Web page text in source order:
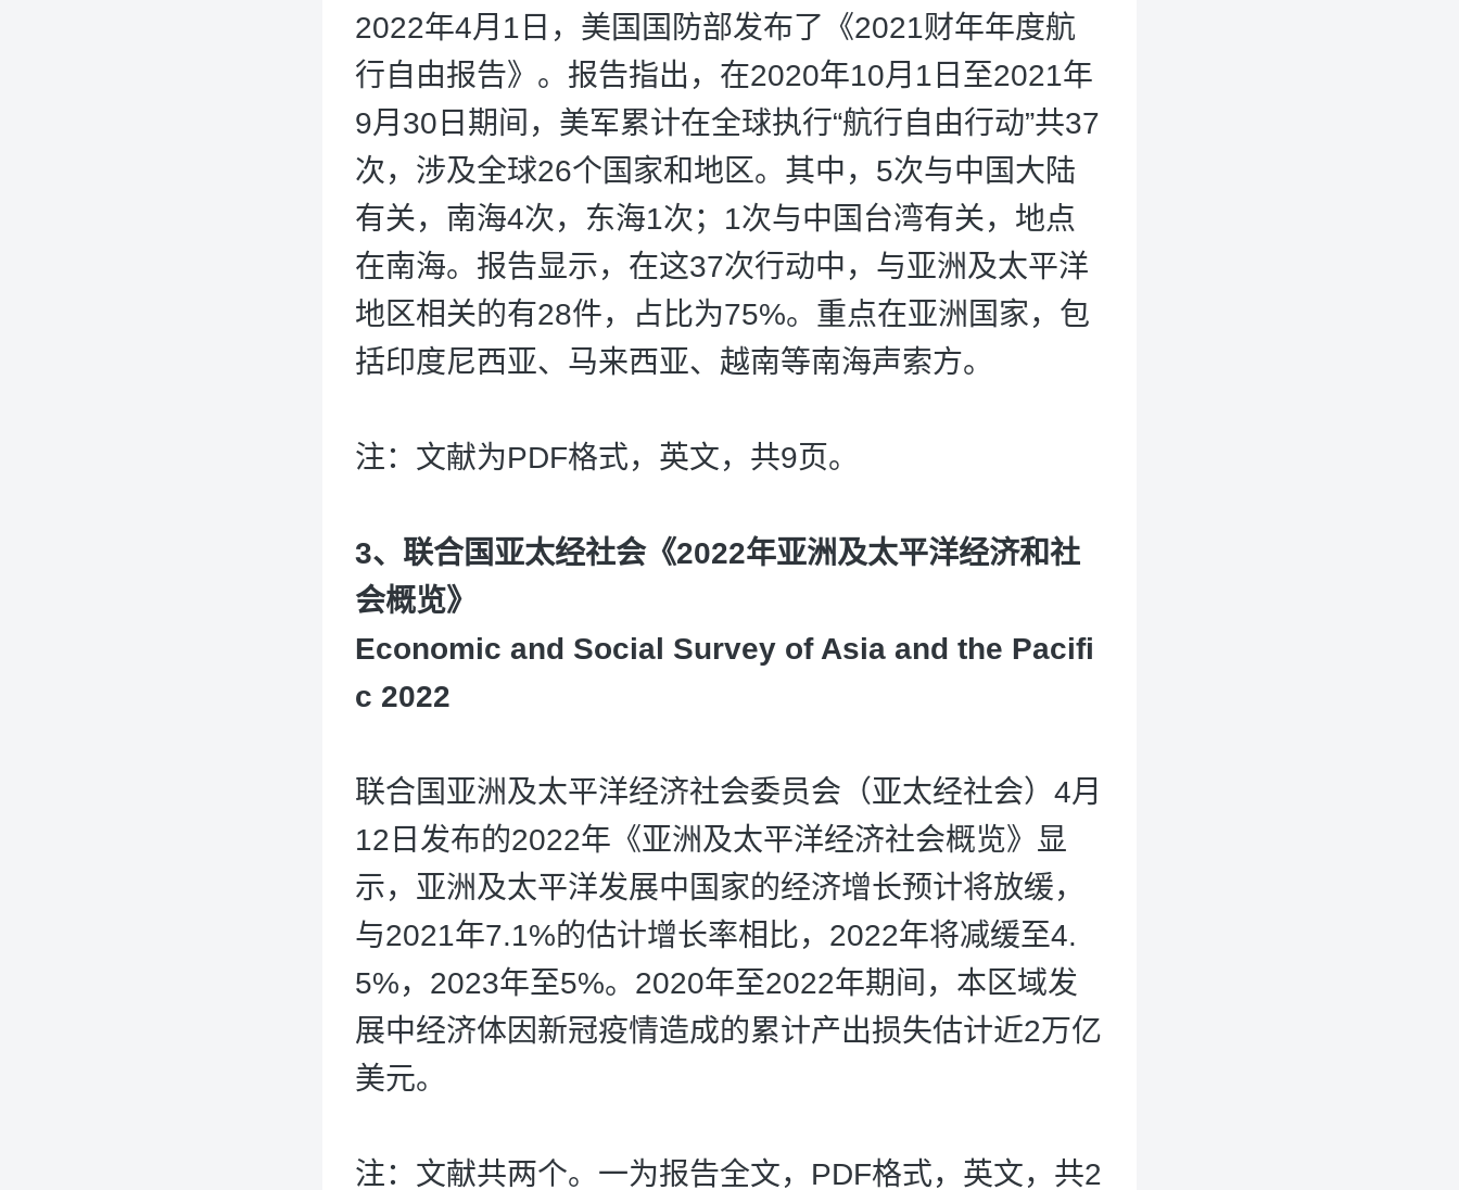
2022年4月1日，美国国防部发布了《2021财年年度航
行自由报告》。报告指出，在2020年10月1日至2021年
9月30日期间，美军累计在全球执行“航行自由行动”共37
次，涉及全球26个国家和地区。其中，5次与中国大陆
有关，南海4次，东海1次；1次与中国台湾有关，地点
在南海。报告显示，在这37次行动中，与亚洲及太平洋
地区相关的有28件，占比为75%。重点在亚洲国家，包
括印度尼西亚、马来西亚、越南等南海声索方。
注：文献为PDF格式，英文，共9页。
3、联合国亚太经社会《2022年亚洲及太平洋经济和社
会概览》
Economic and Social Survey of Asia and the Pacifi
c 2022
联合国亚洲及太平洋经济社会委员会（亚太经社会）4月
12日发布的2022年《亚洲及太平洋经济社会概览》显
示，亚洲及太平洋发展中国家的经济增长预计将放缓，
与2021年7.1%的估计增长率相比，2022年将减缓至4.
5%，2023年至5%。2020年至2022年期间，本区域发
展中经济体因新冠疫情造成的累计产出损失估计近2万亿
美元。
注：文献共两个。一为报告全文，PDF格式，英文，共2